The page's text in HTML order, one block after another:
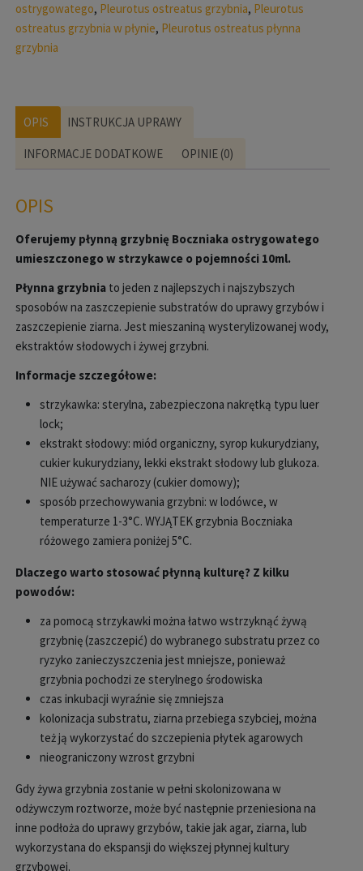
ostrygowatego, Pleurotus ostreatus grzybnia, Pleurotus
ostreatus grzybnia w płynie, Pleurotus ostreatus płynna
grzybnia
OPIS INSTRUKCJA UPRAWY
INFORMACJE DODATKOWE OPINIE (0)
OPIS
Oferujemy płynną grzybnię Boczniaka ostrygowatego
umieszczonego w strzykawce o pojemności 10ml.
Płynna grzybniato jeden z najlepszych i najszybszych
sposobów na zaszczepienie substratów do uprawy grzybów i
zaszczepienie ziarna. Jest mieszaniną wysterylizowanej wody,
ekstraktów słodowych i żywej grzybni.
Informacje szczegółowe:
strzykawka: sterylna, zabezpieczona nakrętką typu luer
lock;
ekstrakt słodowy: miód organiczny, syrop kukurydziany,
cukier kukurydziany, lekki ekstrakt słodowy lub glukoza.
NIE używać sacharozy (cukier domowy);
sposób przechowywania grzybni: w lodówce, w
temperaturze 1-3°C. WYJĄTEK grzybnia Boczniaka
różowego zamiera poniżej 5°C.
Dlaczego warto stosować płynną kulturę? Z kilku
powodów:
za pomocą strzykawki można łatwo wstrzyknąć żywą
grzybnię (zaszczepić) do wybranego substratu przez co
ryzyko zanieczyszczenia jest mniejsze, ponieważ
grzybnia pochodzi ze sterylnego środowiska
czas inkubacji wyraźnie się zmniejsza
kolonizacja substratu, ziarna przebiega szybciej, można
też ją wykorzystać do szczepienia płytek agarowych
nieograniczony wzrost grzybni
Gdy żywa grzybnia zostanie w pełni skolonizowana w
odżywczym roztworze, może być następnie przeniesiona na
inne podłoża do uprawy grzybów, takie jak agar, ziarna, lub
wykorzystana do ekspansji do większej płynnej kultury
grzybowej.